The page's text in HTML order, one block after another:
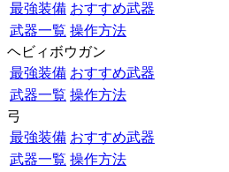
最強装備 おすすめ武器
武器一覧 操作方法
ヘビィボウガン
最強装備 おすすめ武器
武器一覧 操作方法
弓
最強装備 おすすめ武器
武器一覧 操作方法